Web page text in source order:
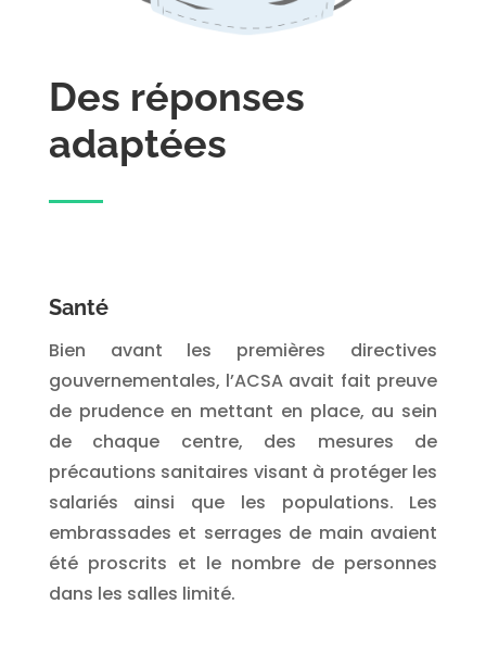
Des réponses
adaptées
Santé
Bien avant les premières directives
gouvernementales, l’ACSA avait fait preuve
de prudence en mettant en place, au sein
de chaque centre, des mesures de
précautions sanitaires visant à protéger les
salariés ainsi que les populations. Les
embrassades et serrages de main avaient
été proscrits et le nombre de personnes
dans les salles limité.